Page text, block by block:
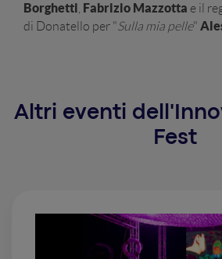
Borghetti Fabrizio Mazzotta e il
di Donatello per "Sulla mia pelle"
Altri eventi
Fest